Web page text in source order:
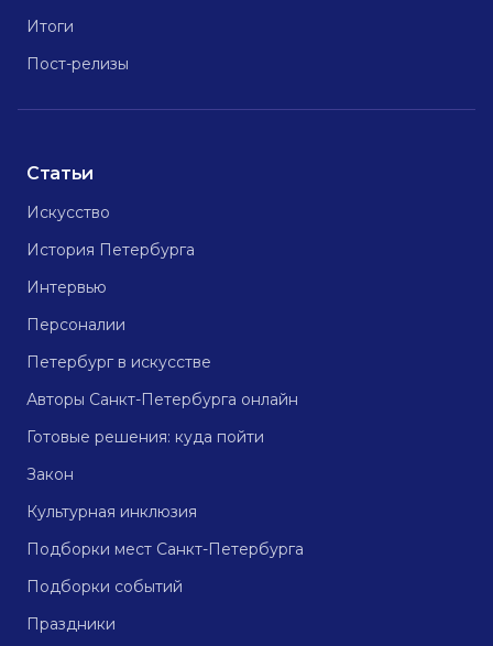
Итоги
Пост-релизы
Статьи
Искусство
История Петербурга
Интервью
Персоналии
Петербург в искусстве
Авторы Санкт-Петербурга онлайн
Готовые решения: куда пойти
Закон
Культурная инклюзия
Подборки мест Санкт-Петербурга
Подборки событий
Праздники